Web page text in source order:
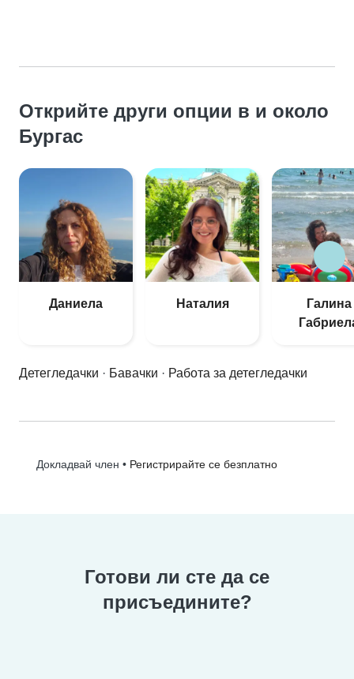
Открийте други опции в и около
Бургас
Даниела Наталия
Галина
Детегледачки · Бавачки · Работа за детегледачки
Докладвай член • Регистрирайте се безплатно
Готови ли сте да се
присъедините?